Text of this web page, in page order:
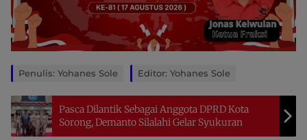
Penulis: Yohanes Sole Editor: Yohanes Sole
Pasca Dilantik Sebagai Anggota DPRD Kota
Sorong, Demanto Silalahi Gelar Syukuran